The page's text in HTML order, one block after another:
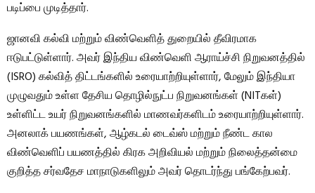
படிப்பை முடித்தார்.
ஜானவி கல்வி மற்றும் விண்வெளித் துறையில் தீவிரமாக
ஈடுபட்டுள்ளார். அவர் இந்திய விண்வெளி ஆராய்ச்சி நிறுவனத்தில்
(ISRO) கல்வித் திட்டங்களில் உரையாற்றியுள்ளார், மேலும் இந்தியா
முழுவதும் உள்ள தேசிய தொழில்நுட்ப நிறுவனங்கள் (NITகள்)
உள்ளிட்ட உயர் நிறுவனங்களில் மாணவர்களிடம் உரையாற்றியுள்ளார்.
அனலாக் பயணங்கள், ஆழ்கடல் டைவ்ஸ் மற்றும் நீண்ட கால
விண்வெளிப் பயணத்தில் கிரக அறிவியல் மற்றும் நிலைத்தன்மை
குறித்த சர்வதேச மாநாடுகளிலும் அவர் தொடர்ந்து பங்கேற்பவர்.